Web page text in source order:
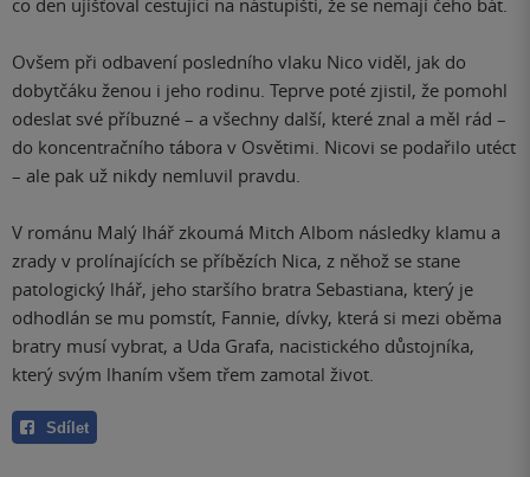
co den ujišťoval cestující na nástupišti, že se nemají čeho bát.
Ovšem při odbavení posledního vlaku Nico viděl, jak do
dobytčáku ženou i jeho rodinu. Teprve poté zjistil, že pomohl
odeslat své příbuzné – a všechny další, které znal a měl rád –
do koncentračního tábora v Osvětimi. Nicovi se podařilo utéct
– ale pak už nikdy nemluvil pravdu.
V románu Malý lhář zkoumá Mitch Albom následky klamu a
zrady v prolínajících se příbězích Nica, z něhož se stane
patologický lhář, jeho staršího bratra Sebastiana, který je
odhodlán se mu pomstít, Fannie, dívky, která si mezi oběma
bratry musí vybrat, a Uda Grafa, nacistického důstojníka,
který svým lhaním všem třem zamotal život.
Sdílet